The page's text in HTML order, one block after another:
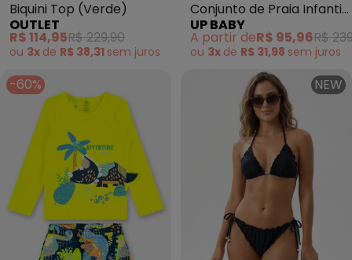
Biquini Top (Verde)
OUTLET
R$ 114,95R$ 229,90
ou 3x de R$ 38,31 sem juros
Conjunto de Praia Infantil
Menino (Verde)
UP BABY
A partir deR$ 95,96R$
ou 3x de R$ 31,98 sem juros
-60% NEW